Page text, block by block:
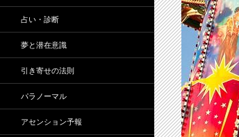
占い・診断
夢と潜在意識
引き寄せの法則
パラノーマル
アセンション予報